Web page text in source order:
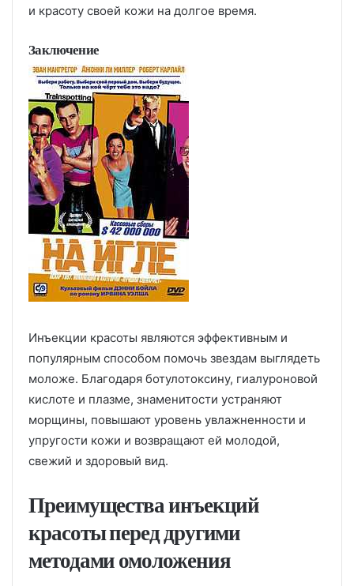
и красоту своей кожи на долгое время.
Заключение
Инъекции красоты являются эффективным и
популярным способом помочь звездам выглядеть
моложе. Благодаря ботулотоксину, гиалуроновой
кислоте и плазме, знаменитости устраняют
морщины, повышают уровень увлажненности и
упругости кожи и возвращают ей молодой,
свежий и здоровый вид.
Преимущества инъекций
красоты перед другими
методами омоложения